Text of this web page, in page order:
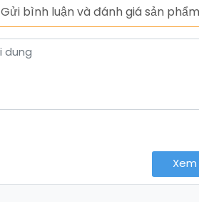
Gửi bình luận và đánh giá sản phẩm